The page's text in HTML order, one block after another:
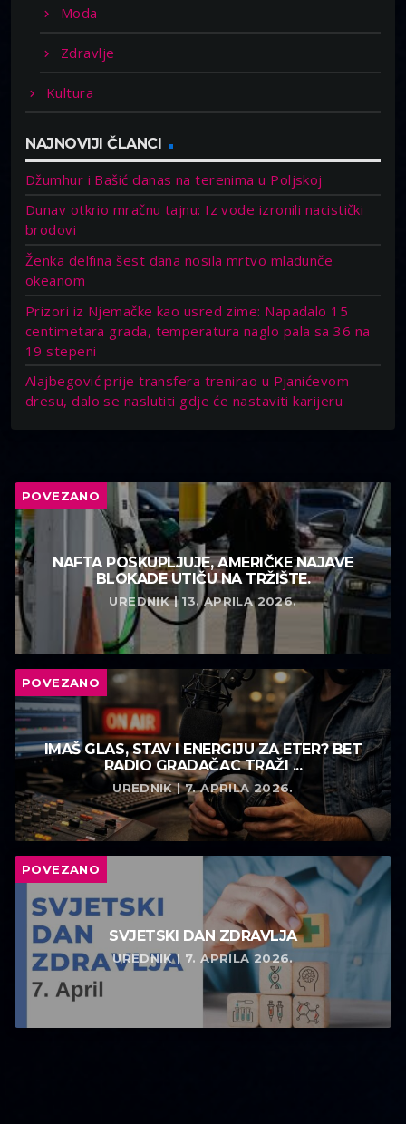
Moda
Zdravlje
Kultura
NAJNOVIJI ČLANCI
Džumhur i Bašić danas na terenima u Poljskoj
Dunav otkrio mračnu tajnu: Iz vode izronili nacistički
brodovi
Ženka delfina šest dana nosila mrtvo mladunče
okeanom
Prizori iz Njemačke kao usred zime: Napadalo 15
centimetara grada, temperatura naglo pala sa 36 na
19 stepeni
Alajbegović prije transfera trenirao u Pjanićevom
dresu, dalo se naslutiti gdje će nastaviti karijeru
POVEZANO
NAFTA POSKUPLJUJE, AMERIČKE NAJAVE
BLOKADE UTIČU NA TRŽIŠTE.
UREDNIK | 13. APRILA 2026.
POVEZANO
IMAŠ GLAS, STAV I ENERGIJU ZA ETER? BET
RADIO GRADAČAC TRAŽI ...
UREDNIK | 7. APRILA 2026.
POVEZANO
SVJETSKI DAN ZDRAVLJA
UREDNIK | 7. APRILA 2026.